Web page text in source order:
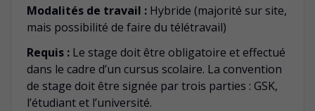
Modalités de travail :Hybride (majorité sur site,
mais possibilité de faire du télétravail)
Requis : Le stage doit être obligatoire et effectué
dans le cadre d’un cursus scolaire. La convention
de stage doit être signée par trois parties : GSK,
l’étudiant et l’université.